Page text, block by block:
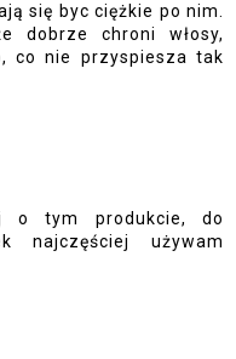
się byc ciężkie po nim.
dobrze chroni włosy,
co nie przyspiesza tak
o tym produkcie, do
najczęściej używam